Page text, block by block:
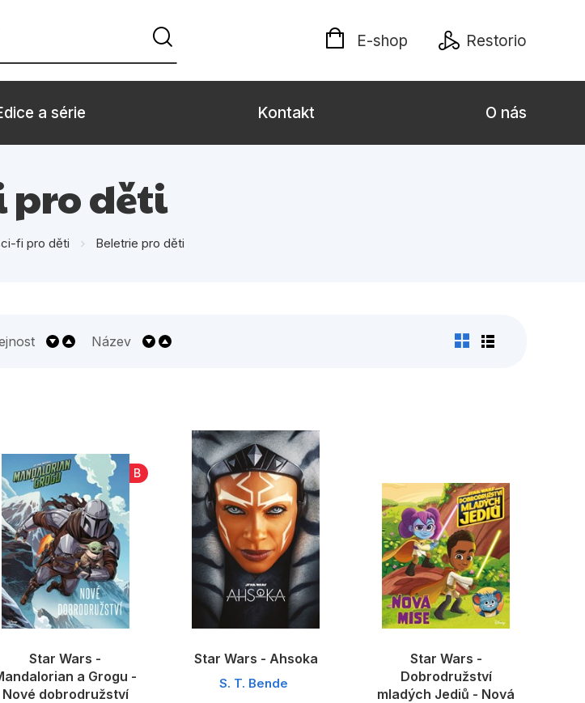
E-shop Restorio
Hobby
Komiks
styl
Všechny kategorie
a série Kontakt O nás
pro děti
fi pro děti Beletrie pro děti
Název
B
Star Wars -
a Grogu -
Nové dobrodružství
Star Wars - Ahsoka
S. T. Bende
Star Wars -
Dobrodružství
mladých Jediů - Nová